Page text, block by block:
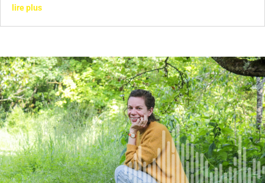
lire plus